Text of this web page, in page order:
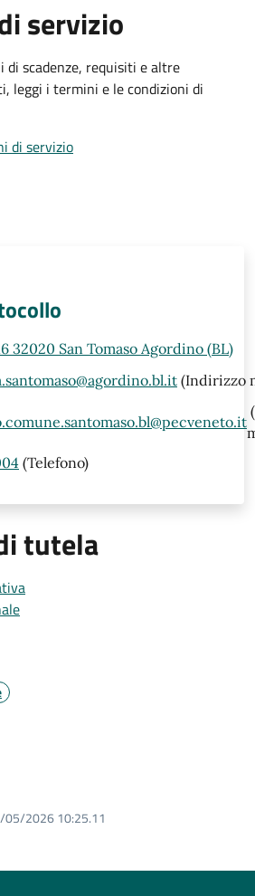
servizio
di scadenze, requisiti e altre
leggi i termini e le condizioni di
di servizio
32020 San Tomaso Agordino (BL)
(Indirizzo
(Telefono)
tutela
05/2026 10:25.11